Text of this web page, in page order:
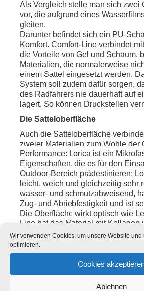
Wir verwenden Cookies, um unsere Website und
optimieren.
Cookies akzeptieren
Ablehnen
Als Vergleich stelle man sich zwei
vor, die aufgrund eines
gleiten.
Darunter befindet sich ein PU-
Komfort. Comfort-Line verbindet
die Vorteile von Gel und Schaum,
Materialien, die normalerweise
einem Sattel eingesetzt werden.
System soll zudem dafür sorgen,
des Radfahrers nie dauerhaft auf
lagert. So können Druckstellen
Die Satteloberfläche
Auch die Satteloberfläche
zweier Materialien zum Wohle der
Performance: Lorica ist ein
Eigenschaften, die es für den
Outdoor-Bereich prädestinieren:
leicht, weich und gleichzeitig sehr
wasser- und schmutzabweisend,
Zug- und Abriebfestigkeit und ist
Die Oberfläche wirkt optisch wie
Line hat das Material mit Kollagen
aufgewertet, was die Oberfläche
besonders hautfreundlich und
lässt.